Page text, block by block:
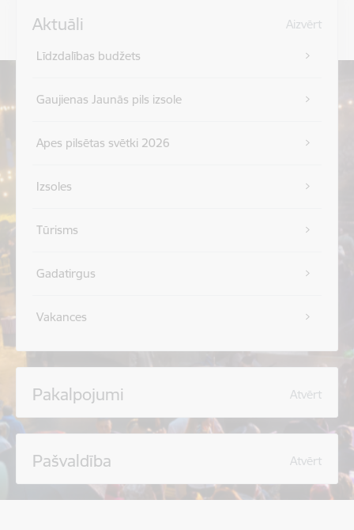
Aktuāli Aizvērt
Līdzdalības budžets
Gaujienas Jaunās pils izsole
Apes pilsētas svētki 2026
Izsoles
Tūrisms
Gadatirgus
Vakances
Pakalpojumi Atvērt
Pašvaldība Atvērt